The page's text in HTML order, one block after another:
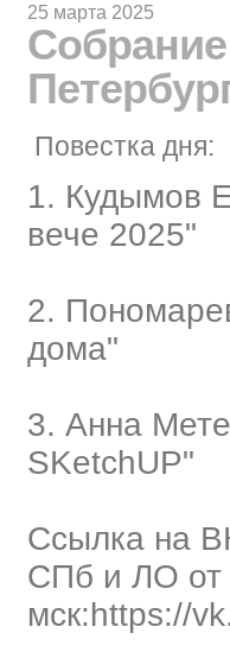
25 марта 2025
Повестка дня:
1. Кудымов
вече 2025"
2.
дома"
3. Анна
SKetchUP"
Ссылка на
СПб и ЛО от
мск:https://